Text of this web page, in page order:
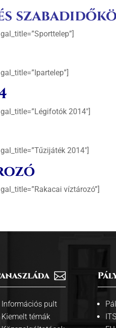
2014″]
2014″]
víztározó”]

Információs pult
Kiemelt témák